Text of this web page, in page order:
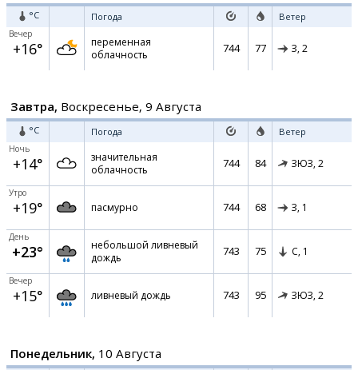
°C Погода Ветер
Вечер
+16°
переменная
облачность
744 77 З, 2
Завтра, Воскресенье, 9 Августа
°C Погода Ветер
Ночь
+14°
значительная
облачность
744 84 ЗЮЗ, 2
Утро
+19° пасмурно 744 68 З, 1
День
+23°
небольшой ливневый
дождь
743 75 С, 1
Вечер
+15° ливневый дождь 743 95 ЗЮЗ, 2
Понедельник, 10 Августа